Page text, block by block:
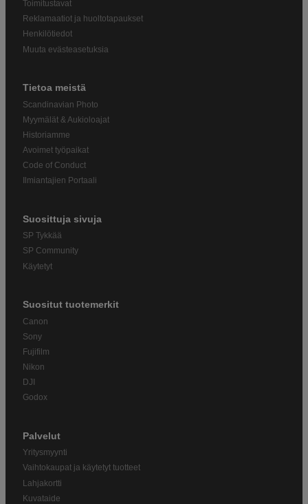
Toimitustavat
Reklamaatiot ja huoltotapaukset
Henkilötiedot
Muuta evästeasetuksia
Tietoa meistä
Scandinavian Photo
Myymälät & Aukioloajat
Historiamme
Avoimet työpaikat
Code of Conduct
Ilmiantajien Portaali
Suosittuja sivuja
SP Tykkää
SP Community
Käytetyt
Suositut tuotemerkit
Canon
Sony
Fujifilm
Nikon
DJI
Godox
Palvelut
Yritysmyynti
Vaihtokaupat ja käytetyt tuotteet
Lahjakortti
Kuvataide